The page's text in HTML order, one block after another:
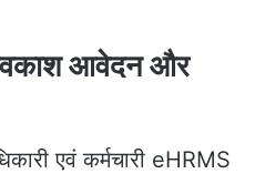
आवेदन और
एवं कर्मचारी eHRMS